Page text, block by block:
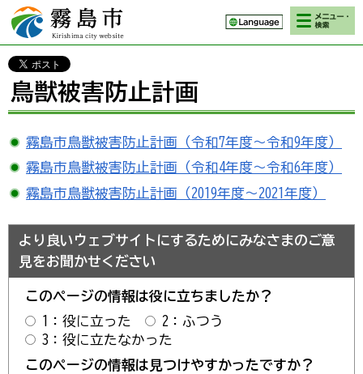
霧島市 Kirishima
city website
検索・メニ
ュー
鳥獣被害防止計画
霧島市鳥獣被害防止計画（令和7年度～令和9年度）
霧島市鳥獣被害防止計画（令和4年度～令和6年度）
霧島市鳥獣被害防止計画（2019年度～2021年度）
より良いウェブサイトにするためにみなさまのご意
見をお聞かせください
このページの情報は役に立ちましたか？
1：役に立った
2：ふつう
3：役に立たなかった
このページの情報は見つけやすかったですか？